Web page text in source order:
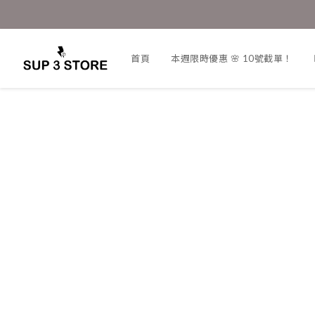
首頁 本週限時優惠 🌸 10號截單！